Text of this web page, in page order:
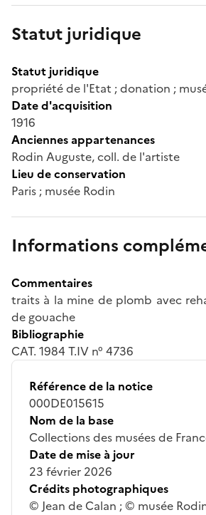
Statut juridique
Statut juridique
propriété de l'Etat ; donation ;
Date d'acquisition
1916
Anciennes appartenances
Rodin Auguste, coll. de l'artiste
Lieu de conservation
Paris ; musée Rodin
Informations
Commentaires
traits à la mine de plomb avec
de gouache
Bibliographie
CAT. 1984 T.IV n° 4736
Référence de la notice
000DE015615
Nom de la base
Collections des musées de
Date de mise à jour
23 février 2026
Crédits photographiques
© Jean de Calan ; © musée